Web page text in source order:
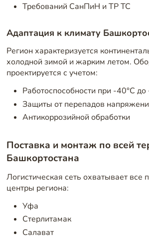
Требований СанПиН и ТР ТС
Адаптация к климату
Регион характеризуется
холодной зимой и жарким летом.
проектируется с учетом:
Работоспособности при -40°С до
Защиты от перепадов
Антикоррозийной обработки
Поставка и монтаж по всей
Башкортостана
Логистическая сеть охватывает
центры региона:
Уфа
Стерлитамак
Салават